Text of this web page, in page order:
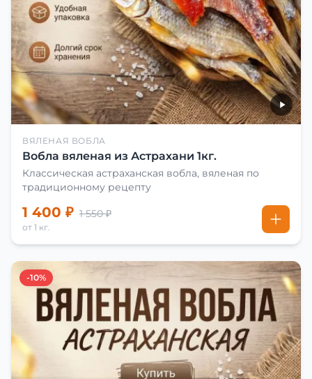
ВЯЛЕНАЯ ВОБЛА
Вобла вяленая из Астрахани 1кг.
Классическая астраханская вобла, вяленая по
традиционному рецепту
1 400 ₽ 1 550 ₽
от 1 кг.
-10%